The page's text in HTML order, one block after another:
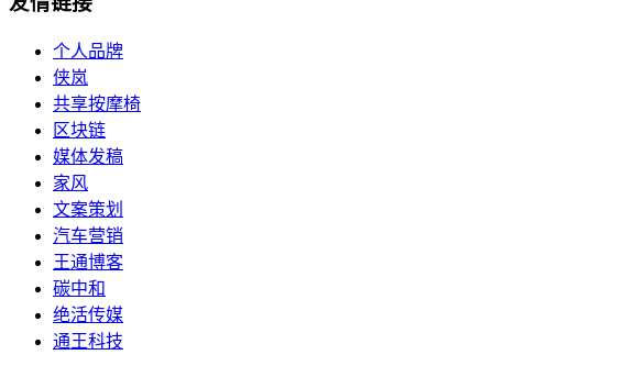
个人品牌
侠岚
共享按摩椅
区块链
媒体发稿
家风
文案策划
汽车营销
王通博客
碳中和
绝活传媒
通王科技